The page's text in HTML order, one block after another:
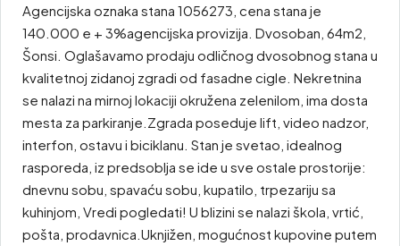
Agencijska oznaka stana 1056273, cena stana je
140.000 e + 3%agencijska provizija. Dvosoban, 64m2,
Šonsi. Oglašavamo prodaju odličnog dvosobnog stana u
kvalitetnoj zidanoj zgradi od fasadne cigle. Nekretnina
se nalazi na mirnoj lokaciji okružena zelenilom, ima dosta
mesta za parkiranje.Zgrada poseduje lift, video nadzor,
interfon, ostavu i biciklanu. Stan je svetao, idealnog
rasporeda, iz predsoblja se ide u sve ostale prostorije:
dnevnu sobu, spavaću sobu, kupatilo, trpezariju sa
kuhinjom, Vredi pogledati! U blizini se nalazi škola, vrtić,
pošta, prodavnica.Uknjižen, mogućnost kupovine putem